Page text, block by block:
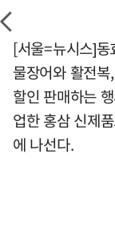
[서울=뉴시스]
물장어와 활전
할인 판매하는
업한 홍삼 신제
에 나선다.